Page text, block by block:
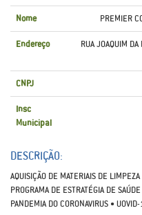
Nome PREMIER
Endereço
RUA JOAQUIM
CNPJ
Insc
Municipal
DESCRIÇÃO:
AQUISIÇÃO DE MATERIAIS DE
PROGRAMA DE ESTRATÉGIA DE
PANDEMIA DO CORONAVIRUS •